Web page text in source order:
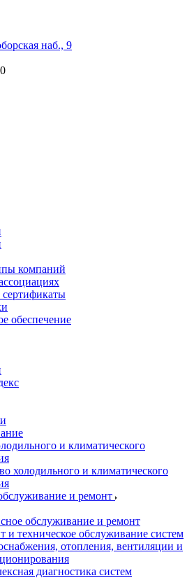
наб., 9
компаний
обеспечение
и климатического
холодильного и климатического
и ремонт
обслуживание и ремонт
и техническое обслуживание систем
отопления, вентиляции и
диагностика систем